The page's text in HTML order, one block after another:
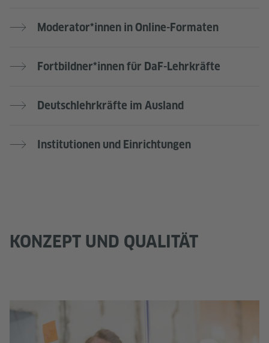
Moderator*innen in Online-Formaten
Fortbildner*innen für DaF-Lehrkräfte
Deutschlehrkräfte im Ausland
Institutionen und Einrichtungen
KONZEPT UND QUALITÄT